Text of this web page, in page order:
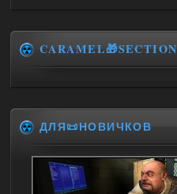
CARAMEL🎁SECTION
ДЛЯ📜НОВИЧКОВ